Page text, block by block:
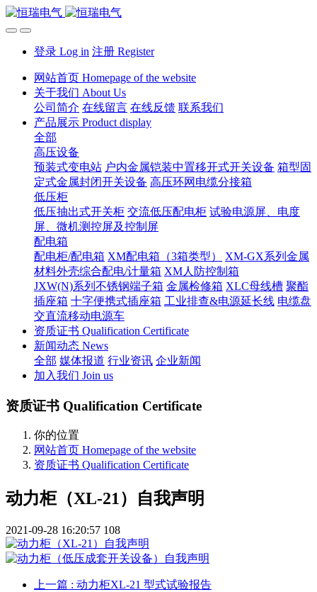
登录 Log in 注册 Register
网站首页 Homepage of the website
关于我们 About Us
公司简介 在线留言 在线反馈 联系我们
产品展示 Product display
全部
高压设备
预装式变电站 户内金属铠装中置移开式开关设备 箱型固
定式金属封闭开关设备 高压环网电缆分接箱
低压柜
低压抽出式开关柜 交流低压配电柜 试验电源屏、电度
屏、微机测控屏及控制屏
配电箱
配电柜/配电箱 XM配电箱（3箱类型）
XM-GX系列金属
材料外壳综合配电/计量箱 XM人防控制箱
JXW(N)系列不锈钢端子箱 金属检修箱 XLC母线槽 聚酯
插座箱 十字便携式插座箱 工业排查&电源延长线 电缆盘
交直流移动电源车
资质证书 Qualification Certificate
新闻动态 News
全部 媒体报道 行业资讯 企业新闻
加入我们 Join us
资质证书 Qualification Certificate
你的位置
网站首页 Homepage of the website
资质证书 Qualification Certificate
动力柜（XL-21）自我声明
2021-09-28 16:20:57 108
上一篇 : 动力柜XL-21 型式试验报告